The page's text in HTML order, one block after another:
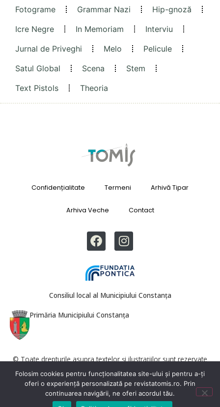
Fotograme
Grammar Nazi
Hip-gnoză
Icre Negre
In Memoriam
Interviu
Jurnal de Priveghi
Melo
Pelicule
Satul Global
Scena
Stem
Text Pistols
Theoria
Confidențialitate Termeni Arhivă Tipar
Arhiva Veche Contact
Consiliul local al Municipiului Constanța
Primăria Municipiului Constanța
© Toate drepturile asupra textelor și ilustrațiilor sunt rezervate
acordul redacției.
Folosim cookies pentru funcționalitatea site-ului și pentru a-ți
oferi o experiență personalizată pe revistatomis.ro. Prin
continuarea navigării, ne oferi acordul tău.